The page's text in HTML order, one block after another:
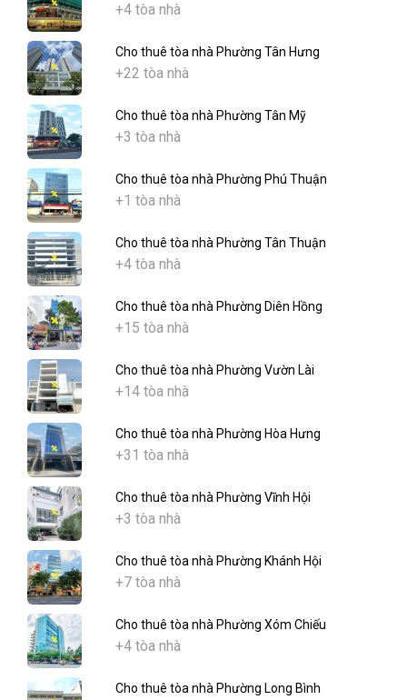
+4 tòa nhà
Cho thuê tòa nhà Phường Tân Hưng
+22 tòa nhà
Cho thuê tòa nhà Phường Tân Mỹ
+3 tòa nhà
Cho thuê tòa nhà Phường Phú Thuận
+1 tòa nhà
Cho thuê tòa nhà Phường Tân Thuận
+4 tòa nhà
Cho thuê tòa nhà Phường Diên Hồng
+15 tòa nhà
Cho thuê tòa nhà Phường Vườn Lài
+14 tòa nhà
Cho thuê tòa nhà Phường Hòa Hưng
+31 tòa nhà
Cho thuê tòa nhà Phường Vĩnh Hội
+3 tòa nhà
Cho thuê tòa nhà Phường Khánh Hội
+7 tòa nhà
Cho thuê tòa nhà Phường Xóm Chiếu
+4 tòa nhà
Cho thuê tòa nhà Phường Long Bình